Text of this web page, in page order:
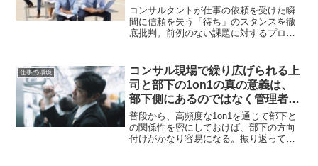
う”致命的なスタンス”
コンサルタントが仕事の依頼を受けた瞬
間に信頼を失う「待ち」のスタンスを徹
底批判。前例のない課題に対するプロの
案）を解説。若手からベテランまで必読
のキャリア論。
仕事の環境
コンサル現場で繰り広げられる上
司と部下の1on1の真の意義は、
部下側にあるのではなく管理者側
にある
普段から、高頻度な1on1を通じて部下と
の関係性を密にしておけば、部下の方向
付けがかなり容易になる。振り返ってみ